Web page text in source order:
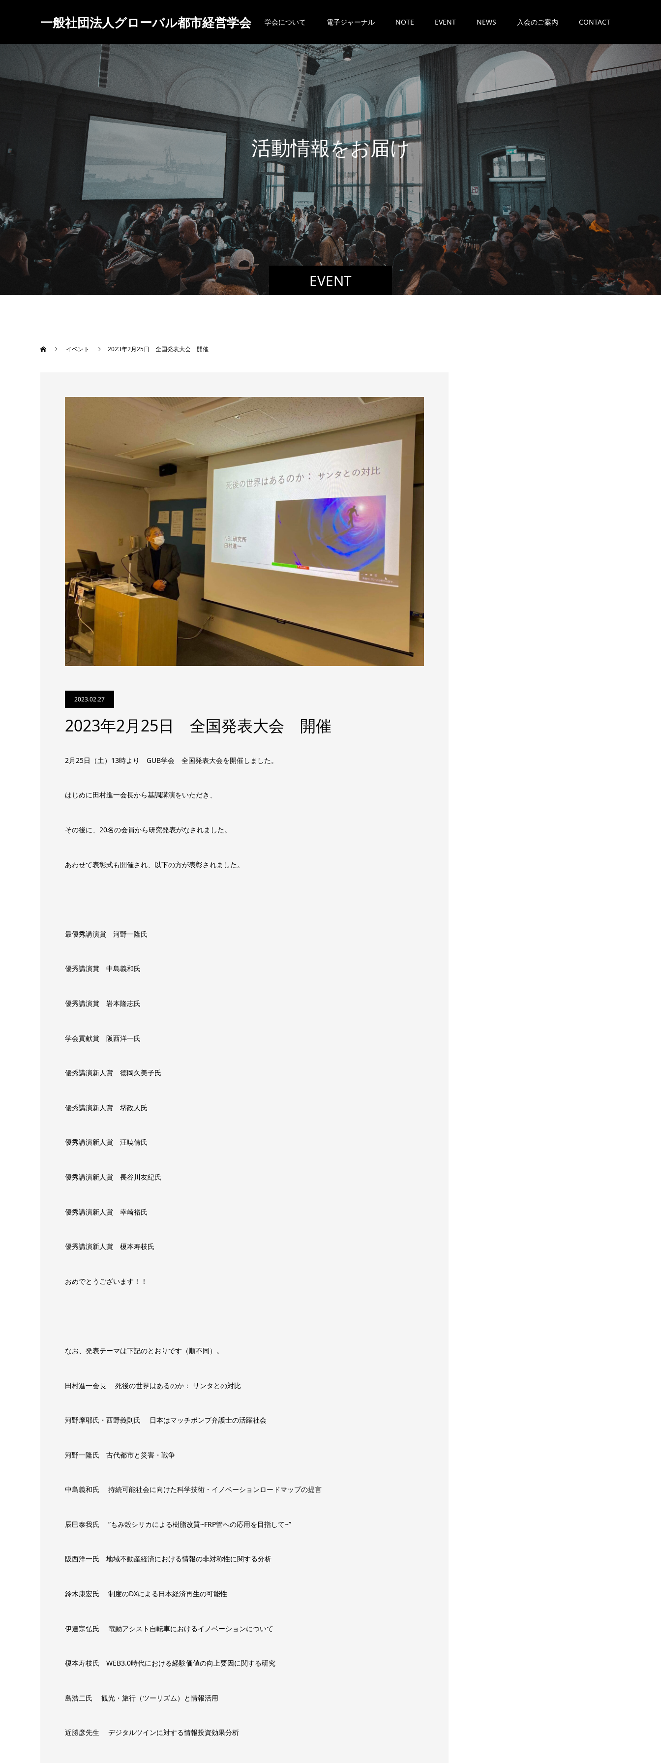
一般社団法人グローバル都市経営学会 学会について 電子ジャーナル NOTE EVENT NEWS 入会のご案内 CONTACT
EVENT
活動情報をお届け
イベント 2023年2月25日 全国発表大会 開催
2023.02.27
2023年2月25日 全国発表大会 開催
2月25日（土）13時より GUB学会 全国発表大会を開催しました。
はじめに田村進一会長から基調講演をいただき、
その後に、20名の会員から研究発表がなされました。
あわせて表彰式も開催され、以下の方が表彰されました。
最優秀講演賞 河野一隆氏
優秀講演賞 中島義和氏
優秀講演賞 岩本隆志氏
学会貢献賞 阪西洋一氏
優秀講演新人賞 徳岡久美子氏
優秀講演新人賞 堺政人氏
優秀講演新人賞 汪暁倩氏
優秀講演新人賞 長谷川友紀氏
優秀講演新人賞 幸崎裕氏
優秀講演新人賞 榎本寿枝氏
おめでとうございます！！
なお、発表テーマは下記のとおりです（順不同）。
田村進一会長 死後の世界はあるのか： サンタとの対比
河野摩耶氏・西野義則氏 日本はマッチポンプ弁護士の活躍社会
河野一隆氏 古代都市と災害・戦争
中島義和氏 持続可能社会に向けた科学技術・イノベーションロードマップの提言
辰巳泰我氏 ”もみ殻シリカによる樹脂改質~FRP管への応用を目指して~”
阪西洋一氏 地域不動産経済における情報の非対称性に関する分析
鈴木康宏氏 制度のDXによる日本経済再生の可能性
伊達宗弘氏 電動アシスト自転車におけるイノベーションについて
榎本寿枝氏 WEB3.0時代における経験価値の向上要因に関する研究
島浩二氏 観光・旅行（ツーリズム）と情報活用
近勝彦先生 デジタルツインに対する情報投資効果分析